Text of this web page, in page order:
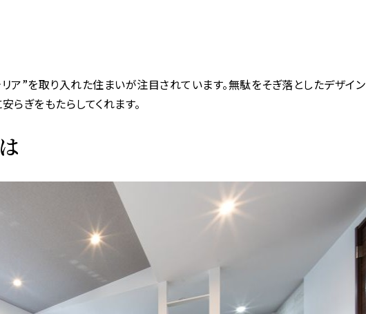
ア”を取り入れた住まいが注目されています。無駄をそぎ落としたデザイン
らぎをもたらしてくれます。